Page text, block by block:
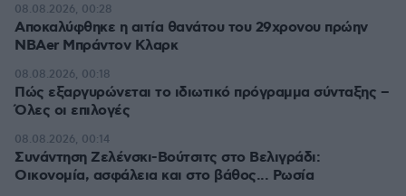
Αποκαλύφθηκε η αιτία θανάτου του 29χρονου πρώην
NBAer Μπράντον Κλαρκ
08.08.2026, 00:28
Πώς εξαργυρώνεται το ιδιωτικό πρόγραμμα σύνταξης –
Όλες οι επιλογές
08.08.2026, 00:18
Συνάντηση Ζελένσκι-Βούτσιτς στο Βελιγράδι:
Οικονομία, ασφάλεια και στο βάθος... Ρωσία
08.08.2026, 00:14